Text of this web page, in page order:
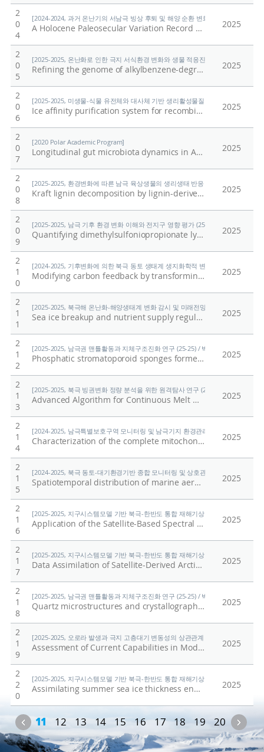
2
0
4
[2024-2024, 과거 온난기의 서남극 빙상 후퇴 및 해양 순환 변화 연구 (24-24) / 유
A Holocene Paleosecular Variation Record From the Northwestern Ross Sea, Antarctica 2025
2
0
5
[2025-2025, 온난화로 인한 극지 서식환경 변화와 생물 적응진화 연구 (25-25) / 김
Refining the genome of alkylbenzene-degrading Rhodococcus sp. DK17 and comparative analysis with genomes of its deletion mutants 2025
2
0
6
[2025-2025, 미생물-식물 유전체와 대사체 기반 생리활성물질 개발 및 식물 회복
Ice affinity purification system for recombinant proteins using a DUF3494 ice-binding protein 2025
2
0
7
[2020 Polar Academic Program]
Longitudinal gut microbiota dynamics in Antarctic research mission crews 2025
2
0
8
[2025-2025, 환경변화에 따른 남극 육상생물의 생리생태 반응 규명 (25-25) / 이형
Kraft lignin decomposition by lignin-derived aromatic compound degrader Rhodococcus sp. DK17 2025
2
0
9
[2025-2025, 남극 기후 환경 변화 이해와 전지구 영향 평가 (25-25) / 정의석]
Quantifying dimethylsulfoniopropionate lyase activity in marine environments using selected ion flow tube mass spectrometry 2025
2
1
0
[2024-2025, 기후변화에 의한 북극 동토 생태계 생지화학적 변화 이해 (24-25) / 정
Modifying carbon feedback by transforming arctic soil into biochar 2025
2
1
1
[2025-2025, 북극해 온난화-해양생태계 변화 감시 및 미래전망 연구 (25-25) / 양은
Sea ice breakup and nutrient supply regulate the timing and magnitude of algal export over the slopes of the Pacific Arctic region 2025
2
1
2
[2025-2025, 남극권 맨틀활동과 지체구조진화 연구 (25-25) / 박숭현]
Phosphatic stromatoporoid sponges formed reefs ~480 Mya 2025
2
1
3
[2025-2025, 북극 빙권변화 정량 분석을 위한 원격탐사 연구 (25-25) / 김현철]
Advanced Algorithm for Continuous Melt Onset Detection on Arctic Sea Ice 2025
2
1
4
[2024-2025, 남극특별보호구역 모니터링 및 남극기지 환경관리에 관한 연구(11)
Characterization of the complete mitochondrial genome and phylogenetic analysis of the Southern giant petrel (Macronectes giganteus, Procellariiformes: Procellariidae) 2025
2
1
5
[2024-2025, 북극 동토-대기환경기반 종합 모니터링 및 상호관계 규명 (24-25) / 이
Spatiotemporal distribution of marine aerosols and gaseous species over the North Pacific Ocean 2025
2
1
6
[2025-2025, 지구시스템모델 기반 북극-한반도 통합 재해기상 예측 시스템
Application of the Satellite-Based Spectral Relationship to the Vertical Localization for the Microwave Humidity Sounder in the Ensemble Kalman Filter 2025
2
1
7
[2025-2025, 지구시스템모델 기반 북극-한반도 통합 재해기상 예측 시스템
Data Assimilation of Satellite-Derived Arctic Sea-Ice Thickness During Boreal Summer 2025
2
1
8
[2025-2025, 남극권 맨틀활동과 지체구조진화 연구 (25-25) / 박숭현]
Quartz microstructures and crystallographic preferred orientation analysis across the Himalayan metamorphic core reveal exhumation through changing taper angle and strain partitioning along discreet fault zones 2025
2
1
9
[2025-2025, 오로라 발생과 극지 고층대기 변동성의 상관관계 규명 (25-25) / 지건
Assessment of Current Capabilities in Modeling the Ionospheric Climatology for Space Weather Applications: foF2 and hmF2-II 2025
2
2
0
[2025-2025, 지구시스템모델 기반 북극-한반도 통합 재해기상 예측 시스템
Assimilating summer sea ice thickness enhances predictions of Arctic sea ice and surrounding atmosphere within two months 2025
Previous
11 12 13 14 15 16 17 18 19 20